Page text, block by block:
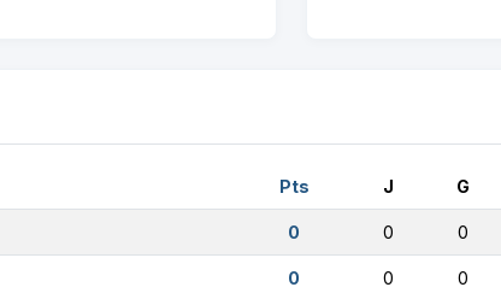
Pts J G
0 0 0
0 0 0